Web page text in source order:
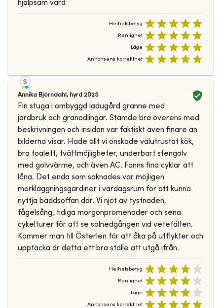
hjälpsam värd
Helhetsbetyg
Renlighet
Läge
Annonsens korrekthet
Annika Björndahl , hyrd 2025
Fin stuga i ombyggd ladugård granne med
jordbruk och granodlingar. Stämde bra överens med
beskrivningen och insidan var faktiskt även finare än
bilderna visar. Hade allt vi önskade välutrustat kök,
bra toalett, tvättmöjligheter, underbart stengolv
med golvvärme, och även AC. Fanns fina cyklar att
låna. Det enda som saknades var möjligen
mörkläggningsgardiner i vardagsrum för att kunna
nyttja bäddsoffan där. Vi njöt av tystnaden,
fågelsång, tidiga morgonpromenader och sena
cykelturer för att se solnedgången vid vetefälten.
Kommer man till Österlen för att åka på utflykter och
upptäcka är detta ett bra ställe att utgå ifrån.
Helhetsbetyg
Renlighet
Läge
Annonsens korrekthet